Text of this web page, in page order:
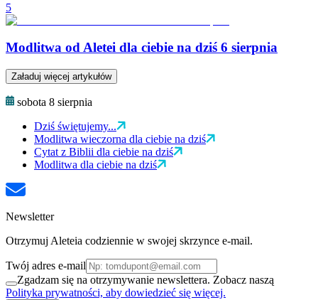
5
Modlitwa od Aletei dla ciebie na dziś 6 sierpnia
Załaduj więcej artykułów
sobota 8 sierpnia
Dziś świętujemy...
Modlitwa wieczorna dla ciebie na dziś
Cytat z Biblii dla ciebie na dziś
Modlitwa dla ciebie na dziś
Newsletter
Otrzymuj Aleteia codziennie w swojej skrzynce e-mail.
Twój adres e-mail
Zgadzam się na otrzymywanie newslettera. Zobacz naszą
Polityka prywatności, aby dowiedzieć się więcej.